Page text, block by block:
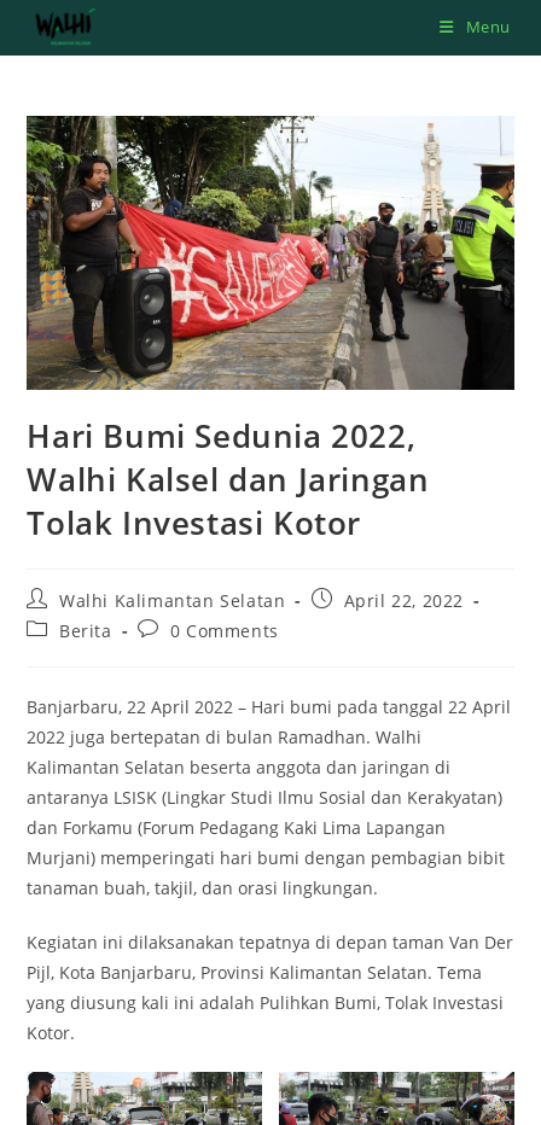
Menu
Hari Bumi Sedunia 2022,
Walhi Kalsel dan Jaringan
Tolak Investasi Kotor
Post
author:
Walhi Kalimantan Selatan
PostApril 22, 2022
PostBerita
Post0 Comments
Banjarbaru, 22 April 2022 – Hari bumi pada tanggal 22 April
2022 juga bertepatan di bulan Ramadhan. Walhi
Kalimantan Selatan beserta anggota dan jaringan di
antaranya LSISK (Lingkar Studi Ilmu Sosial dan Kerakyatan)
dan Forkamu (Forum Pedagang Kaki Lima Lapangan
Murjani) memperingati hari bumi dengan pembagian bibit
tanaman buah, takjil, dan orasi lingkungan.
Kegiatan ini dilaksanakan tepatnya di depan taman Van Der
Pijl, Kota Banjarbaru, Provinsi Kalimantan Selatan. Tema
yang diusung kali ini adalah Pulihkan Bumi, Tolak Investasi
Kotor.